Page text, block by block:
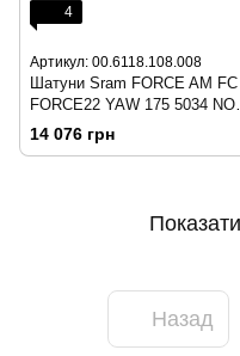
4
Артикул: 00.6118.108.008
Шатуни Sram FORCE AM FC
FORCE22 YAW 175 5034 NO
GXP
14 076 грн
Назад